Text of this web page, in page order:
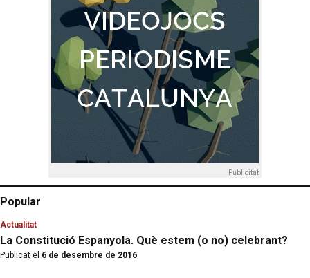
Publicitat
Popular
Actualitat
La Constitució Espanyola. Què estem (o no) celebrant?
Publicat el 6 de desembre de 2016